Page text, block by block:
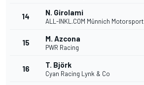
14 N. Girolami
ALL-INKL.COM Münnich Motorsport
15 M. Azcona
PWR Racing
16 T. Björk
Cyan Racing Lynk & Co